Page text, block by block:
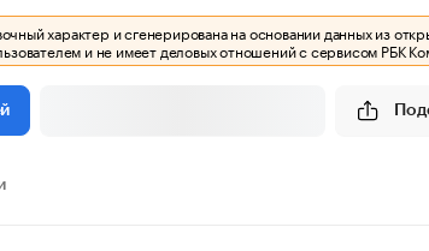
характер и сгенерирована на основании данных из
и не имеет деловых отношений с сервисом РБК